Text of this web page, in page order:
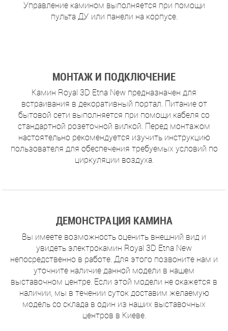
Управление камином выполняется при помощи
пульта ДУ или панели на корпусе.
МОНТАЖ И ПОДКЛЮЧЕНИЕ
Камин Royal 3D Etna New предназначен для
встраивания в декоративный портал. Питание от
бытовой сети выполняется при помощи кабеля со
стандартной розеточной вилкой. Перед монтажом
настоятельно рекомендуется изучить инструкцию
пользователя для обеспечения требуемых условий по
циркуляции воздуха.
ДЕМОНСТРАЦИЯ КАМИНА
Вы имеете возможность оценить внешний вид и
увидеть электрокамин Royal 3D Etna New
непосредственно в работе. Для этого позвоните нам и
уточните наличие данной модели в нашем
выставочном центре. Если этой модели не окажется в
наличии, мы в течении суток доставим желаемую
модель со склада в один из наших выставочных
центров в Киеве.